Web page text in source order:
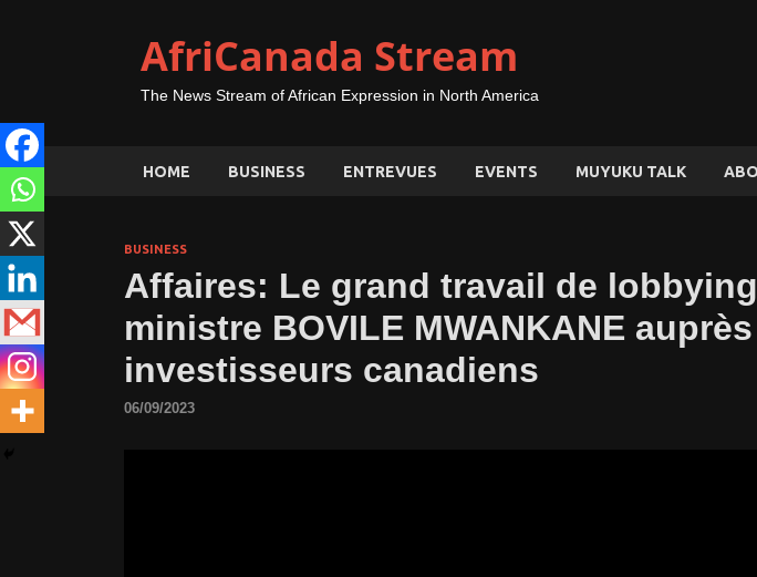
AfriCanada Stream
The News Stream of African Expression in North America
HOME BUSINESS ENTREVUES EVENTS MUYUKU TALK
BUSINESS
Affaires: Le grand travail de
ministre BOVILE MWANKANE
investisseurs canadiens
06/09/2023